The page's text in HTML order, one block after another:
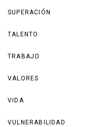
SUPERACIÓN
TALENTO
TRABAJO
VALORES
VIDA
VULNERABILIDAD